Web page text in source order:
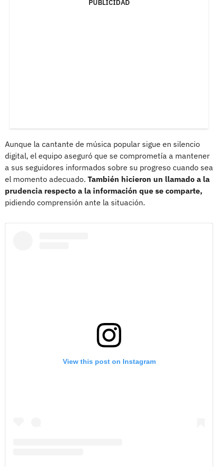
PUBLICIDAD
Aunque la cantante de música popular sigue en silencio
digital, el equipo aseguró que se comprometía a mantener
a sus seguidores informados sobre su progreso cuando sea
el momento adecuado. También hicieron un llamado a la
prudencia respecto a la información que se comparte,
pidiendo comprensión ante la situación.
View this post on Instagram